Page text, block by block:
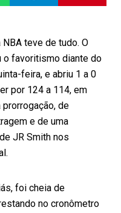
teve de tudo. O
o favoritismo diante do
feira, e abriu 1 a 0
por 124 a 114, em
de
e de uma
JR Smith nos
foi cheia de
no cronômetro